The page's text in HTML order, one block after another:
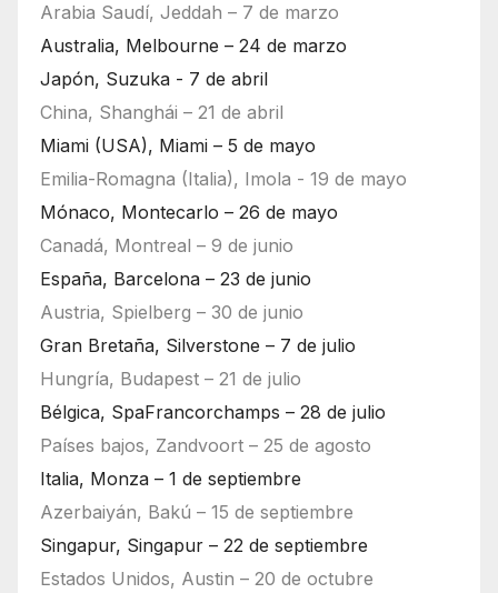
Arabia Saudí, Jeddah – 7 de marzo
Australia, Melbourne – 24 de marzo
Japón, Suzuka - 7 de abril
China, Shanghái – 21 de abril
Miami (USA), Miami – 5 de mayo
Emilia-Romagna (Italia), Imola - 19 de mayo
Mónaco, Montecarlo – 26 de mayo
Canadá, Montreal – 9 de junio
España, Barcelona – 23 de junio
Austria, Spielberg – 30 de junio
Gran Bretaña, Silverstone – 7 de julio
Hungría, Budapest – 21 de julio
Bélgica, SpaFrancorchamps – 28 de julio
Países bajos, Zandvoort – 25 de agosto
Italia, Monza – 1 de septiembre
Azerbaiyán, Bakú – 15 de septiembre
Singapur, Singapur – 22 de septiembre
Estados Unidos, Austin – 20 de octubre